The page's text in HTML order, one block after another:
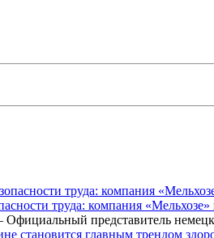
труда: компания
Официальный представитель